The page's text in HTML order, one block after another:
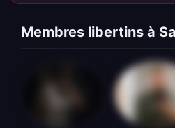
Membres libertins à